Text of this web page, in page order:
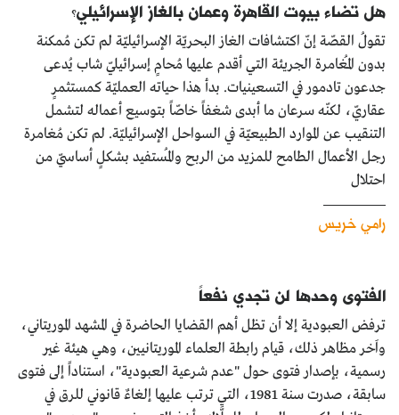
هل تضاء بيوت القاهرة وعمان بالغاز الإسرائيلي؟
تقولُ القصّة إنّ اكتشافات الغاز البحريّة الإسرائيليّة لم تكن مُمكنة
بدون المُغامرة الجريئة التي أقدم عليها مُحامٍ إسرائيليّ شاب يُدعى
جدعون تادمور في التسعينيات. بدأ هذا حياته العمليّة كمستثمرٍ
عقاريّ، لكنّه سرعان ما أبدى شغفاً خاصّاً بتوسيع أعماله لتشمل
التنقيب عن الموارد الطبيعيّة في السواحل الإسرائيليّة. لم تكن مُغامرة
رجل الأعمال الطامح للمزيد من الربح والمُستفيد بشكلٍ أساسيّ من
احتلال
رامي خريس
الفتوى وحدها لن تجدي نفعاً
ترفض العبودية إلا أن تظل أهم القضايا الحاضرة في المشهد الموريتاني،
واَخر مظاهر ذلك، قيام رابطة العلماء الموريتانيين، وهي هيئة غير
رسمية، بإصدار فتوى حول "عدم شرعية العبودية"، استناداً إلى فتوى
سابقة، صدرت سنة 1981، التي ترتب عليها إلغاءٌ قانوني للرق في